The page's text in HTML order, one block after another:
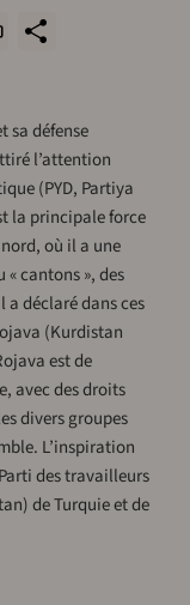
sa défense
l’attention
(PYD, Partiya
la principale force
où il a une
cantons », des
a déclaré dans ces
(Kurdistan
est de
avec des droits
divers groupes
L’inspiration
des travailleurs
de Turquie et de